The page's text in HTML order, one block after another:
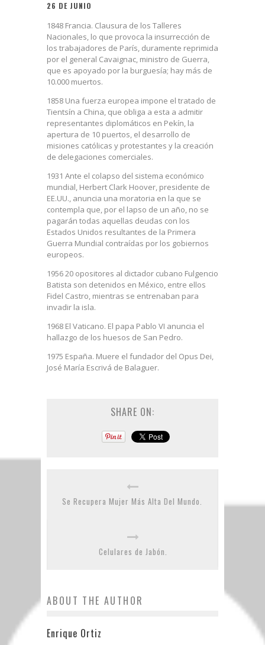
26 DE JUNIO
1848 Francia. Clausura de los Talleres
Nacionales, lo que provoca la insurrección de
los trabajadores de París, duramente reprimida
por el general Cavaignac, ministro de Guerra,
que es apoyado por la burguesía; hay más de
10.000 muertos.
1858 Una fuerza europea impone el tratado de
Tientsín a China, que obliga a esta a admitir
representantes diplomáticos en Pekín, la
apertura de 10 puertos, el desarrollo de
misiones católicas y protestantes y la creación
de delegaciones comerciales.
1931 Ante el colapso del sistema económico
mundial, Herbert Clark Hoover, presidente de
EE.UU., anuncia una moratoria en la que se
contempla que, por el lapso de un año, no se
pagarán todas aquellas deudas con los
Estados Unidos resultantes de la Primera
Guerra Mundial contraídas por los gobiernos
europeos.
1956 20 opositores al dictador cubano Fulgencio
Batista son detenidos en México, entre ellos
Fidel Castro, mientras se entrenaban para
invadir la isla.
1968 El Vaticano. El papa Pablo VI anuncia el
hallazgo de los huesos de San Pedro.
1975 España. Muere el fundador del Opus Dei,
José María Escrivá de Balaguer.
SHARE ON:
Se Recupera Mujer Más Alta Del Mundo.
Celulares de Jabón.
ABOUT THE AUTHOR
Enrique Ortiz